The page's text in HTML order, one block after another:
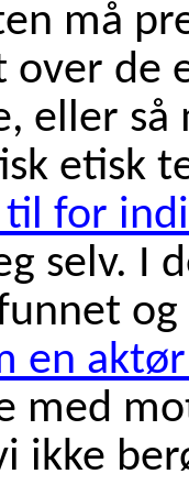
må
over de
eller så
etisk
for
selv. I
og
en
med
ikke